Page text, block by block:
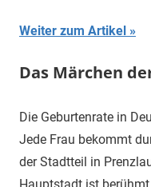
Weiter zum Artikel
Das Märchen
Die Geburtenrate in
Jede Frau bekommt
der Stadtteil in
Hauptstadt ist